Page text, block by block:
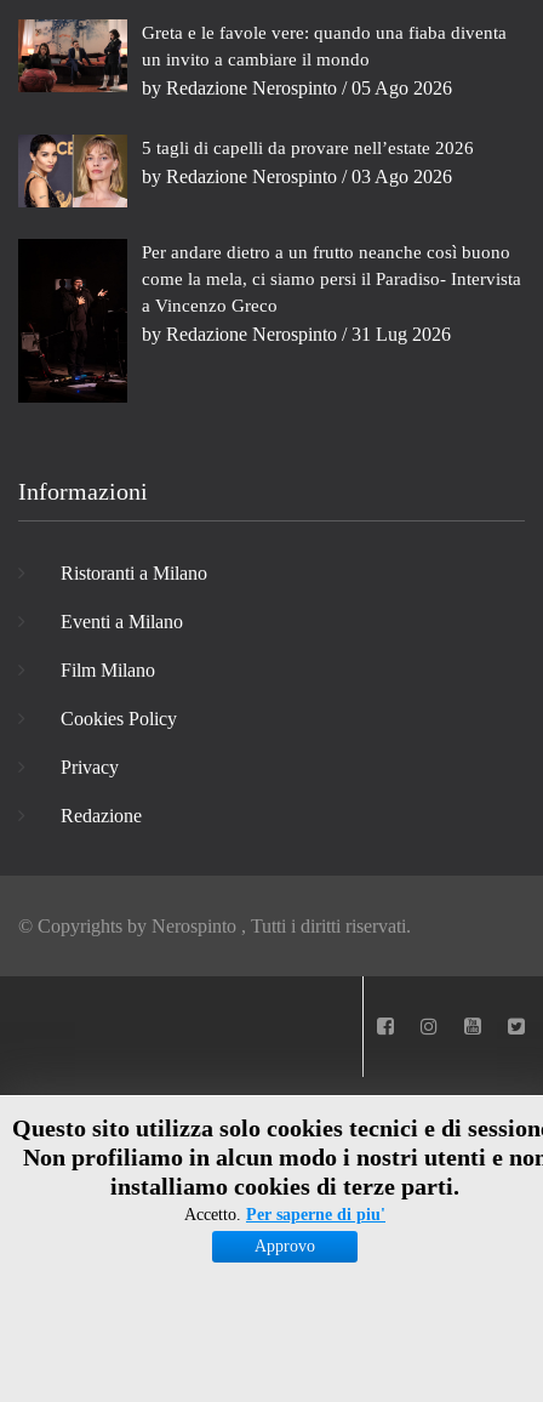
Questo sito utilizza solo cookies tecnici e di
Non profiliamo in alcun modo i nostri utenti e
installiamo cookies di terze parti.
Accetto. Per saperne di piu'
Approvo
Greta e le favole vere: quando una fiaba diventa
un invito a cambiare il mondo
by Redazione Nerospinto / 05 Ago 2026
5 tagli di capelli da provare nell’estate 2026
by Redazione Nerospinto / 03 Ago 2026
Per andare dietro a un frutto neanche così buono
come la mela, ci siamo persi il Paradiso- Intervista
a Vincenzo Greco
by Redazione Nerospinto / 31 Lug 2026
Informazioni
Ristoranti a Milano
Eventi a Milano
Film Milano
Cookies Policy
Privacy
Redazione
© Copyrights by Nerospinto , Tutti i diritti riservati.